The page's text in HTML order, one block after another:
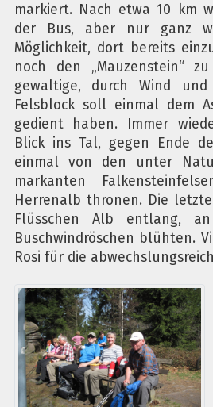
markiert. Nach etwa 10 km
der Bus, aber nur ganz
Möglichkeit, dort bereits
noch den „Mauzenstein“
gewaltige, durch Wind
Felsblock soll einmal dem
gedient haben. Immer
Blick ins Tal, gegen Ende
einmal von den unter
markanten
Herrenalb thronen. Die
Flüsschen Alb entlang,
Buschwindröschen blühten.
Rosi für die